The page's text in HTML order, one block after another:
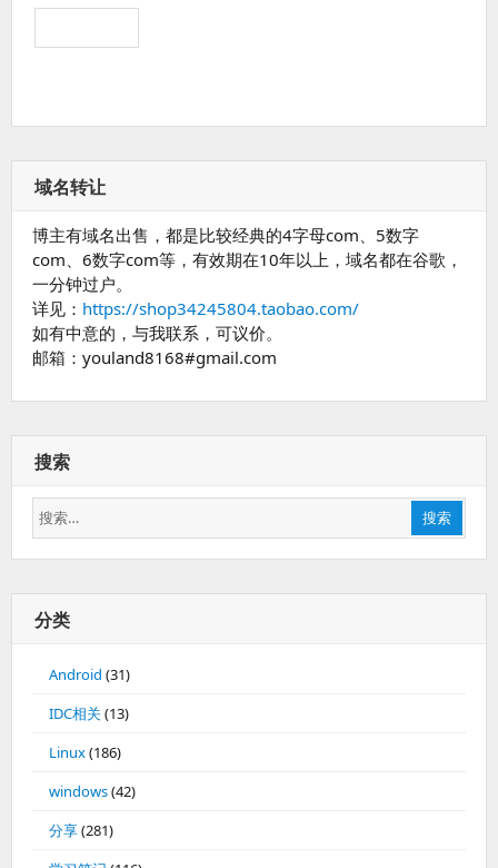
域名转让
博主有域名出售，都是比较经典的4字母com、5数字
com、6数字com等，有效期在10年以上，域名都在谷歌，
一分钟过户。
详见： https://shop34245804.taobao.com/
如有中意的，与我联系，可议价。
邮箱：youland8168#gmail.com
搜索
搜
索：
搜索
分类
Android (31)
IDC相关(13)
Linux(186)
windows(42)
分享(281)